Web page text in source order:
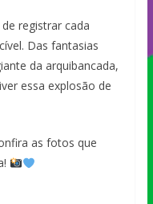
registrar cada
Das fantasias
da arquibancada,
essa explosão de
as fotos que